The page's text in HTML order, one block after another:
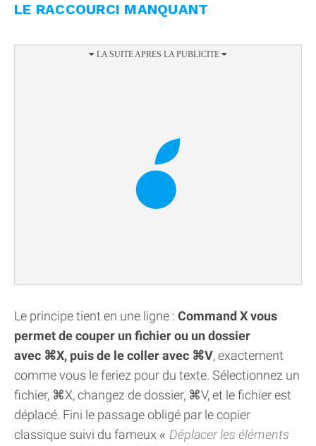
LE RACCOURCI MANQUANT
Le principe tient en une ligne : Command X vous
permet de couper un fichier ou un dossier
avec ⌘X, puis de le coller avec ⌘V, exactement
comme vous le feriez pour du texte. Sélectionnez un
fichier, ⌘X, changez de dossier, ⌘V, et le fichier est
déplacé. Fini le passage obligé par le copier
classique suivi du fameux
Déplacer les éléments